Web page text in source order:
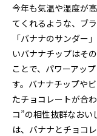
今年も気温や湿度が
てくれるような、ブ
「バナナのサンダー
いバナナチップはそ
ことで、パワーアッ
す。バナナチップや
たチョコレートが合
コ”の相性抜群なおい
は、バナナとチョコ